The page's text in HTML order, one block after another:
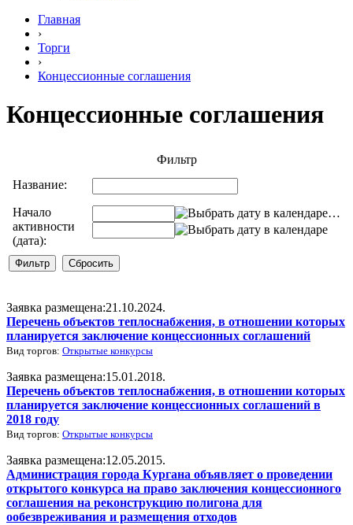
Главная
›
Торги
›
Концессионные соглашения
Концессионные соглашения
Фильтр
Название:
Начало
активности
(дата):
…
Заявка размещена:21.10.2024.
Перечень объектов теплоснабжения, в отношении которых
планируется заключение концессионных соглашений
Вид торгов: Открытые конкурсы
Заявка размещена:15.01.2018.
Перечень объектов теплоснабжения, в отношении которых
планируется заключение концессионных соглашений в
2018 году
Вид торгов: Открытые конкурсы
Заявка размещена:12.05.2015.
Администрация города Кургана объявляет о проведении
открытого конкурса на право заключения концессионного
соглашения на реконструкцию полигона для
ообезвреживания и размещения отходов